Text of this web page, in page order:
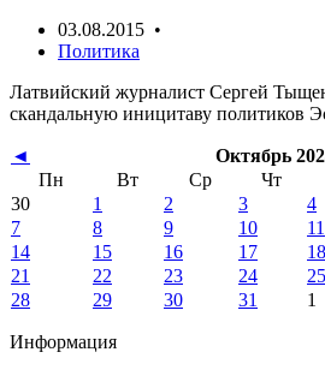
03.08.2015 •
Политика
Латвийский журналист Сергей
скандальную иницитаву политиков
◄ Октябрь
Пн
Вт Ср Чт
30
1 2 3 4
7
8 9 10 11
14
15 16 17 18
21
22 23 24 25
28
29 30 31 1
Информация